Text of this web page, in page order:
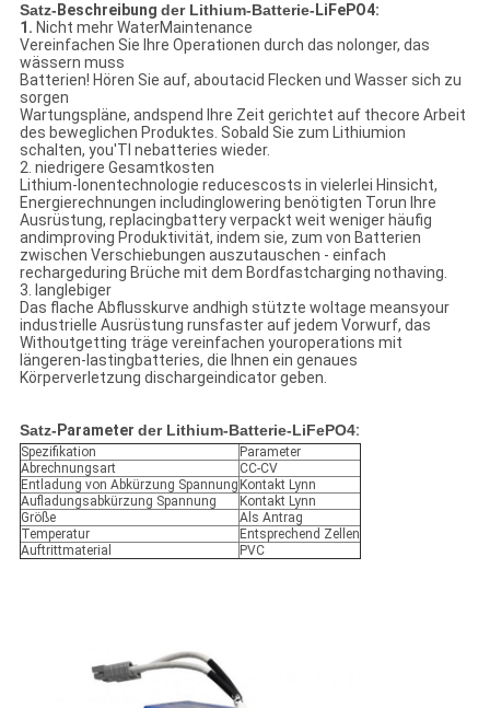
Satz- Beschreibung der Lithium-Batterie- LiFePO4:
1. Nicht mehr WaterMaintenance
Vereinfachen Sie Ihre Operationen durch das nolonger, das
wässern muss
Batterien! Hören Sie auf, aboutacid Flecken und Wasser sich zu
sorgen
Wartungspläne, andspend Ihre Zeit gerichtet auf thecore Arbeit
des beweglichen Produktes. Sobald Sie zum Lithiumion
schalten, you'Tl nebatteries wieder.
2. niedrigere Gesamtkosten
Lithium-Ionentechnologie reducescosts in vielerlei Hinsicht,
Energierechnungen includinglowering benötigten Torun Ihre
Ausrüstung, replacingbattery verpackt weit weniger häufig
andimproving Produktivität, indem sie, zum von Batterien
zwischen Verschiebungen auszutauschen - einfach
rechargeduring Brüche mit dem Bordfastcharging nothaving.
3. langlebiger
Das flache Abflusskurve andhigh stützte woltage meansyour
industrielle Ausrüstung runsfaster auf jedem Vorwurf, das
Withoutgetting träge vereinfachen youroperations mit
längeren-lastingbatteries, die Ihnen ein genaues
Körperverletzung dischargeindicator geben.
Satz- Parameter der Lithium-Batterie-LiFePO4:
Spezifikation
Parameter
Abrechnungsart
CC-CV
Entladung von Abkürzung Spannung Kontakt Lynn
Aufladungsabkürzung Spannung
Kontakt Lynn
Größe
Als Antrag
Temperatur
Entsprechend Zellen
Auftrittmaterial
PVC